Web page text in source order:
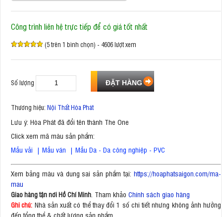
Công trình liên hệ trực tiếp để có giá tốt nhất
(5 trên 1 bình chọn) - 4606 lượt xem
Số lượng
Thương hiệu: Nội Thất Hòa Phát
Lưu ý: Hòa Phát đã đổi tên thành The One
Click xem mã màu sản phẩm:
Mẫu vải | Mẫu ván | Mẫu Da - Da công nghiệp - PVC
Xem bảng màu và dung sai sản phẩm tại: https://hoaphatsaigon.com/ma-
mau
Giao hàng tận nơi Hồ Chí Minh . Tham khảo Chính sách giao hàng
Ghi chú: Nhà sản xuất có thể thay đổi 1 số chi tiết nhưng không ảnh hưởng
đến tổng thể & chất lượng sản phẩm